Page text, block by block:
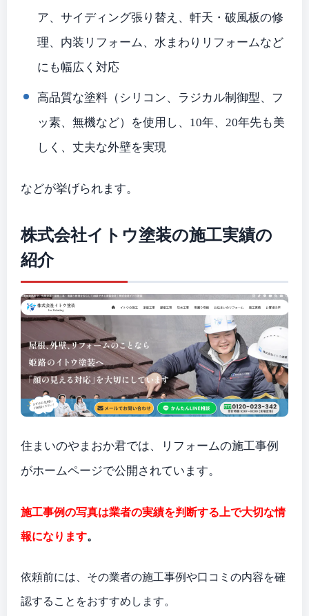
ア、サイディング張り替え、軒天・破風板の修
理、内装リフォーム、水まわりリフォームなど
にも幅広く対応
高品質な塗料（シリコン、ラジカル制御型、フ
ッ素、無機など）を使用し、10年、20年先も美
しく、丈夫な外壁を実現
などが挙げられます。
株式会社イトウ塗装の施工実績の
紹介
住まいのやまおか君では、リフォームの施工事例
がホームページで公開されています。
施工事例の写真は業者の実績を判断する上で大切な情
報になります。
依頼前には、その業者の施工事例や口コミの内容を確
認することをおすすめします。